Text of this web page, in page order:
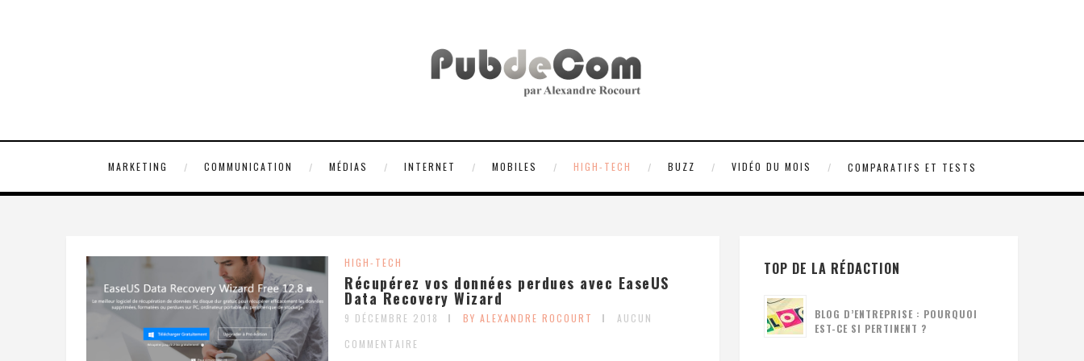
MARKETING COMMUNICATION MÉDIAS INTERNET MOBILES HIGH-TECH BUZZ VIDÉO DU MOIS COMPARATIFS ET TESTS
HIGH-TECH
Récupérez vos données perdues avec EaseUS
Data Recovery Wizard
9 DÉCEMBRE 2018 BY ALEXANDRE ROCOURT
AUCUN
COMMENTAIRE
TOP DE LA RÉDACTION
BLOG D’ENTREPRISE : POURQUOI
EST-CE SI PERTINENT ?